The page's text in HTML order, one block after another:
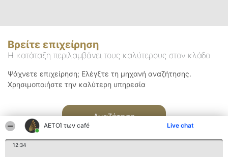
ΑΕΤΟΊ των café Live chat
12:34
Βρείτε επιχείρηση
Η κατάταξη περιλαμβάνει τους καλύτερους στον κλάδο
Ψάχνετε επιχείρηση; Ελέγξτε τη μηχανή αναζήτησης.
Χρησιμοποιήστε την καλύτερη υπηρεσία
Αναζήτηση